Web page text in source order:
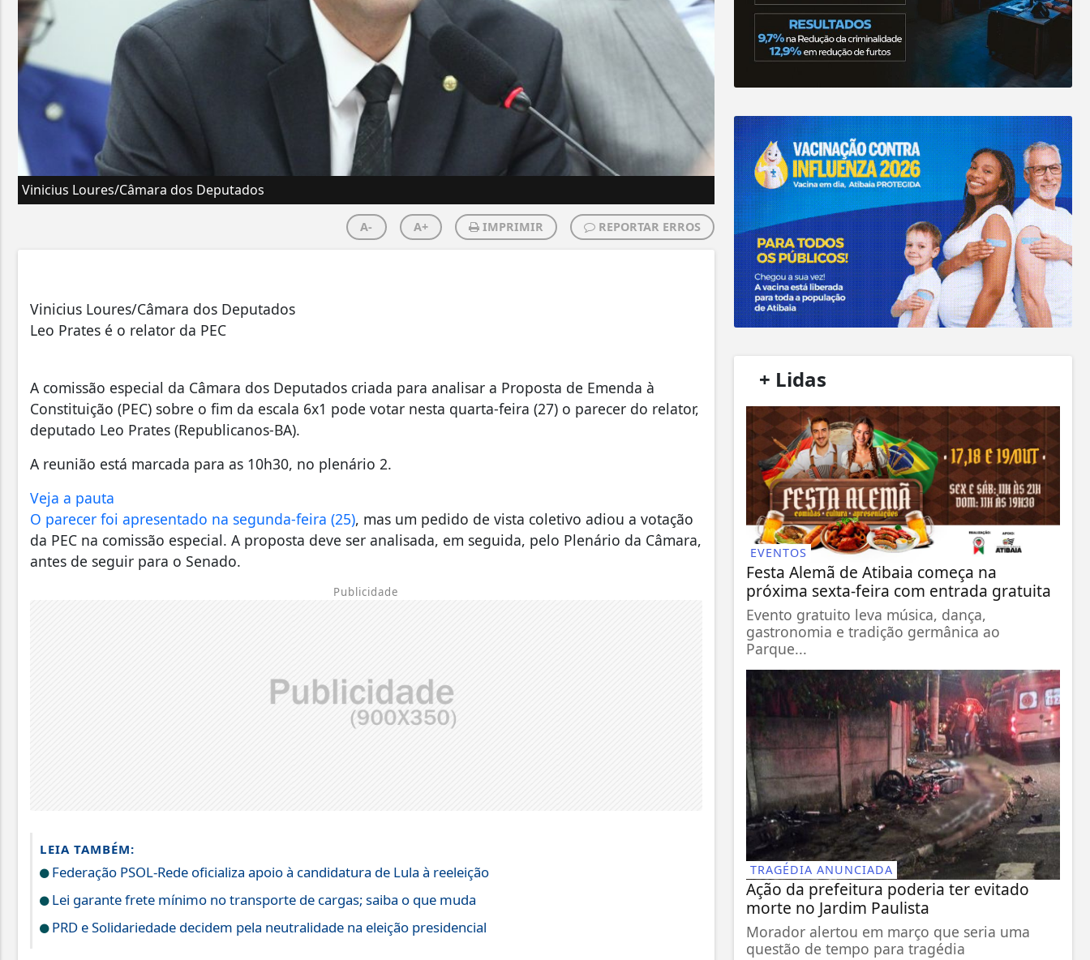
Vinicius Loures/Câmara dos Deputados
A- A+ IMPRIMIR REPORTAR ERROS
Vinicius Loures/Câmara dos Deputados
Leo Prates é o relator da PEC
A comissão especial da Câmara dos Deputados criada para analisar a Proposta de Emenda à
Constituição (PEC) sobre o fim da escala 6x1 pode votar nesta quarta-feira (27) o parecer do relator,
deputado Leo Prates (Republicanos-BA).
A reunião está marcada para as 10h30, no plenário 2.
Veja a pauta
O parecer foi apresentado na segunda-feira (25), mas um pedido de vista coletivo adiou a votação
da PEC na comissão especial. A proposta deve ser analisada, em seguida, pelo Plenário da Câmara,
antes de seguir para o Senado.
Publicidade
LEIA TAMBÉM:
Federação PSOL-Rede oficializa apoio à candidatura de Lula à reeleição
Lei garante frete mínimo no transporte de cargas; saiba o que muda
PRD e Solidariedade decidem pela neutralidade na eleição presidencial
+ Lidas
EVENTOS
Festa Alemã de Atibaia começa na
próxima sexta-feira com entrada gratuita
Evento gratuito leva música, dança,
gastronomia e tradição germânica ao
Parque...
TRAGÉDIA ANUNCIADA
Ação da prefeitura poderia ter evitado
morte no Jardim Paulista
Morador alertou em março que seria uma
questão de tempo para tragédia